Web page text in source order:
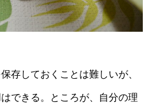
存しておくことは難しいが、
できる。ところが、自分の理